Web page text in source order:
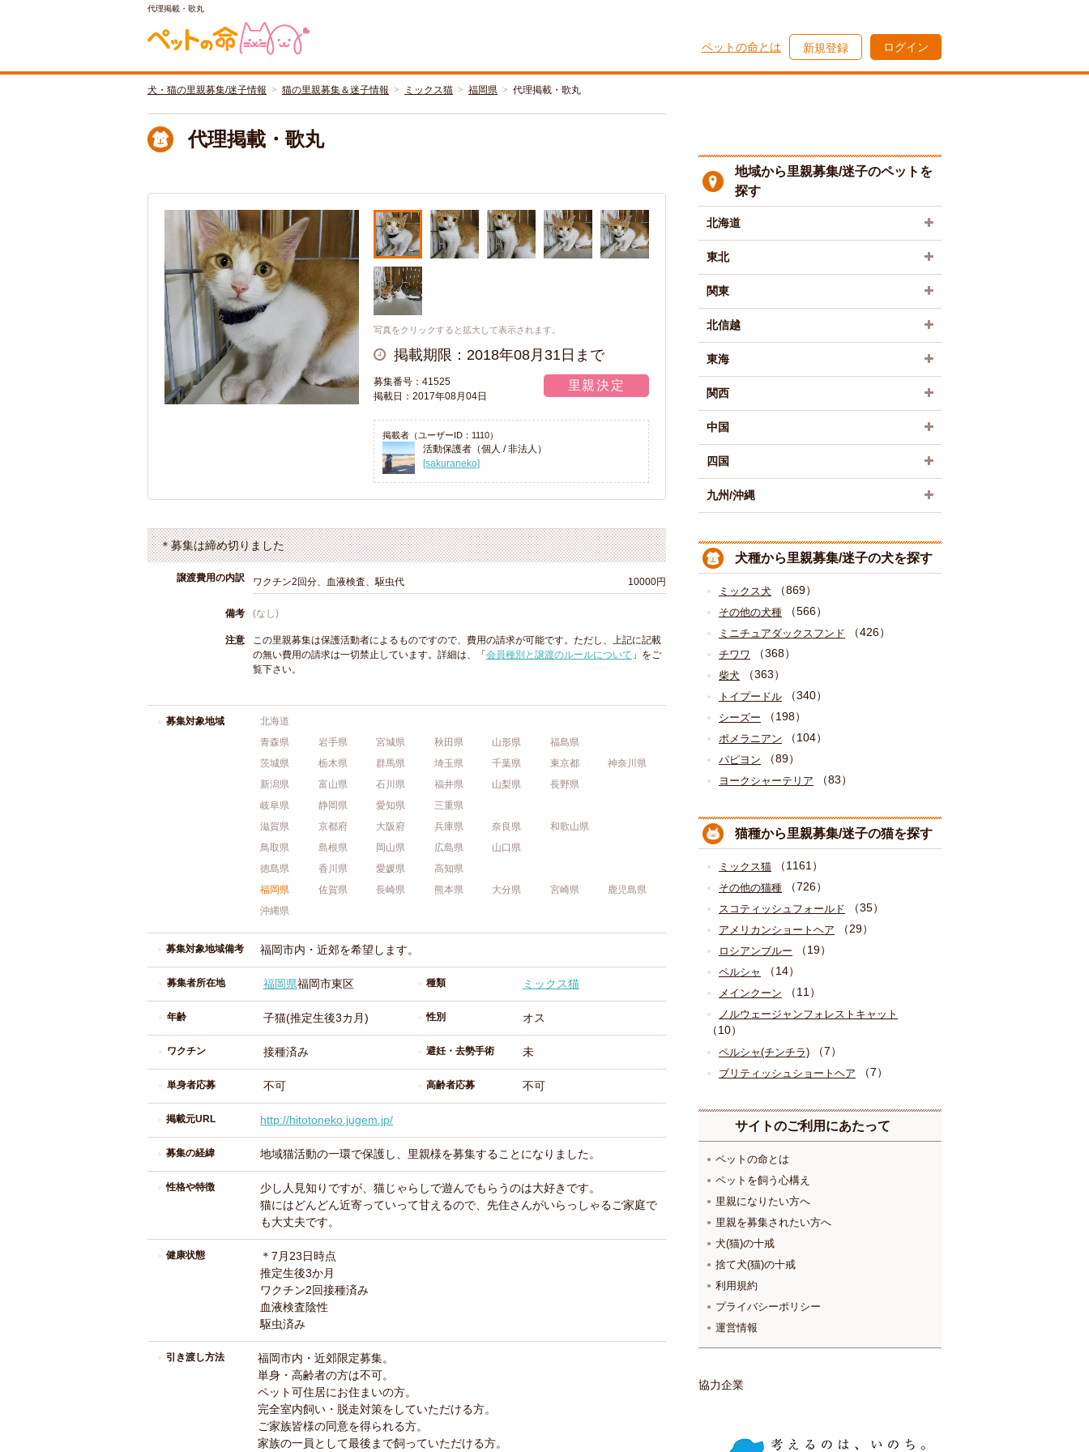
代理掲載・歌丸
ペットの命とは 新規登録 ログイン
犬・猫の里親募集/迷子情報 猫の里親募集＆迷子情報 ミックス猫 福岡県 代理掲載・歌丸
代理掲載・歌丸
写真をクリックすると拡大して表示されます。
掲載期限：2018年08月31日まで
募集番号：41525
掲載日：2017年08月04日
里親決定
掲載者（ユーザーID：1110）
活動保護者（個人 / 非法人）
[sakuraneko]
＊募集は締め切りました
譲渡費用の内訳 ワクチン2回分、血液検査、駆虫代 10000円
備考 (なし)
注意
この里親募集は保護活動者によるものですので、費用の請求が可能です。ただし、上記に記載
の無い費用の請求は一切禁止しています。詳細は、「 会員種別と譲渡のルールについて 」をご
覧下さい。
募集対象地域
北海道
青森県
岩手県 宮城県 秋田県 山形県
福島県
茨城県
栃木県 群馬県 埼玉県 千葉県 東京都
神奈川県
新潟県
富山県 石川県 福井県 山梨県
長野県
岐阜県
静岡県 愛知県
三重県
滋賀県
京都府 大阪府 兵庫県 奈良県
和歌山県
鳥取県
島根県 岡山県 広島県
山口県
徳島県
香川県 愛媛県
高知県
福岡県
佐賀県 長崎県 熊本県 大分県 宮崎県
鹿児島県
沖縄県
募集対象地域備考 福岡市内・近郊を希望します。
募集者所在地 福岡県福岡市東区 種類 ミックス猫
年齢 子猫(推定生後3カ月) 性別 オス
ワクチン 接種済み 避妊・去勢手術 未
単身者応募 不可 高齢者応募 不可
掲載元URL http://hitotoneko.jugem.jp/
募集の経緯 地域猫活動の一環で保護し、里親様を募集することになりました。
性格や特徴
少し人見知りですが、猫じゃらしで遊んでもらうのは大好きです。
猫にはどんどん近寄っていって甘えるので、先住さんがいらっしゃるご家庭で
も大丈夫です。
健康状態
＊7月23日時点
推定生後3か月
ワクチン2回接種済み
血液検査陰性
駆虫済み
引き渡し方法
福岡市内・近郊限定募集。
単身・高齢者の方は不可。
ペット可住居にお住まいの方。
完全室内飼い・脱走対策をしていただける方。
ご家族皆様の同意を得られる方。
家族の一員として最後まで飼っていただける方。
地域から里親募集/迷子のペットを
探す
北海道
東北
関東
北信越
東海
関西
中国
四国
九州/沖縄
犬種から里親募集/迷子の犬を探す
ミックス犬 （869）
その他の犬種 （566）
ミニチュアダックスフンド （426）
チワワ （368）
柴犬 （363）
トイプードル （340）
シーズー （198）
ポメラニアン （104）
パピヨン （89）
ヨークシャーテリア （83）
猫種から里親募集/迷子の猫を探す
ミックス猫 （1161）
その他の猫種 （726）
スコティッシュフォールド （35）
アメリカンショートヘア （29）
ロシアンブルー （19）
ペルシャ （14）
メインクーン （11）
ノルウェージャンフォレストキャット
（10）
ペルシャ(チンチラ) （7）
ブリティッシュショートヘア （7）
サイトのご利用にあたって
ペットの命とは
ペットを飼う心構え
里親になりたい方へ
里親を募集されたい方へ
犬(猫)の十戒
捨て犬(猫)の十戒
利用規約
プライバシーポリシー
運営情報
協力企業